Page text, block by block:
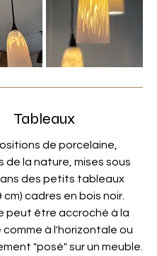
Tableaux
de porcelaine,
de la nature, mises sous
des petits tableaux
cm) cadres en bois noir.
peut être accroché à la
à l'horizontale ou
"posé" sur un meuble.